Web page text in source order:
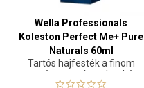
Wella Professionals
Koleston Perfect Me+ Pure
Naturals 60ml
Tartós hajfesték a finom
természetes árnyalatokért